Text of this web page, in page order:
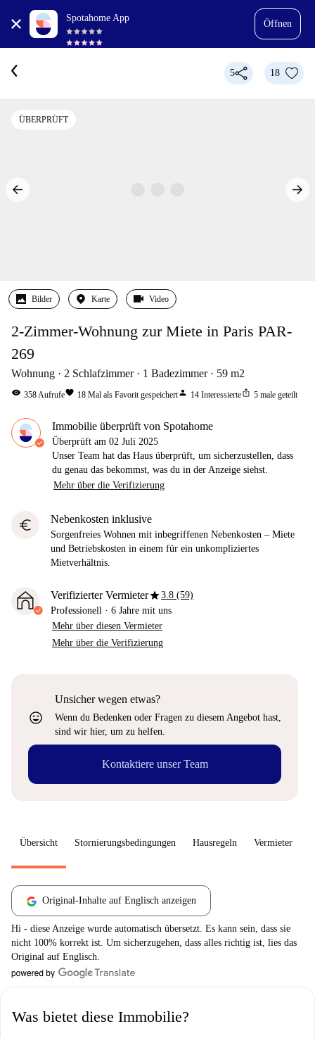
Spotahome App
Öffnen
5 18
ÜBERPRÜFT
Bilder Karte Video
2-Zimmer-Wohnung zur Miete in Paris PAR-
269
Wohnung 2 Schlafzimmer 1 Badezimmer 59 m2
visibility 358Aufrufefavorite 18 Mal als Favorit gespeichertperson 14 Interessierteios_share 5 male geteilt
Immobilie überprüft von Spotahome
Überprüft am 02 Juli 2025
Unser Team hat das Haus überprüft, um sicherzustellen, dass
du genau das bekommst, was du in der Anzeige siehst.
Mehr über die Verifizierung
euro Nebenkosten inklusive
Sorgenfreies Wohnen mit inbegriffenen Nebenkosten – Miete
und Betriebskosten in einem für ein unkompliziertes
Mietverhältnis.
Verifizierter Vermieterstar3.8 (59)
Professionell · 6 Jahre mit uns
Mehr über diesen Vermieter
Mehr über die Verifizierung
sentiment_very_satisfied
Unsicher wegen etwas?
Wenn du Bedenken oder Fragen zu diesem Angebot hast,
sind wir hier, um zu helfen.
Kontaktiere unser Team
Übersicht Stornierungsbedingungen Hausregeln Vermieter
Original-Inhalte auf Englisch anzeigen
Hi - diese Anzeige wurde automatisch übersetzt. Es kann sein, dass sie
nicht 100% korrekt ist. Um sicherzugehen, dass alles richtig ist, lies das
Original auf Englisch.
Was bietet diese Immobilie?